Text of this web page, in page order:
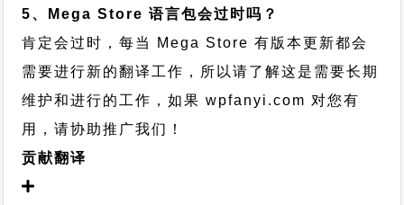
5、Mega Store 语言包会过时吗？
肯定会过时，每当 Mega Store 有版本更新都会
需要进行新的翻译工作，所以请了解这是需要长期
维护和进行的工作，如果 wpfanyi.com 对您有
用，请协助推广我们！
贡献翻译